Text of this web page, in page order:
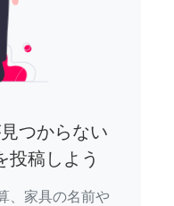
つからない
投稿しよう
、家具の名前や